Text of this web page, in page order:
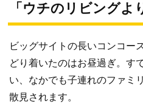
「ウチのリビング
ビッグサイトの長いコンコー
どり着いたのはお昼過ぎ。す
い、なかでも子連れのファミ
散見されます。